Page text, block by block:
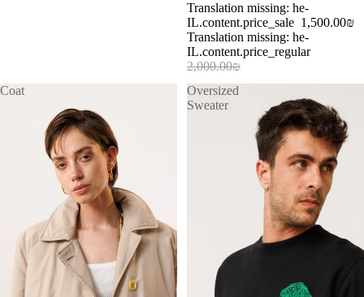
Translation missing: he-
IL.content.price_sale 1,500.00₪
Translation missing: he-
IL.content.price_regular
2,000.00₪
Coat
Oversized
Sweater